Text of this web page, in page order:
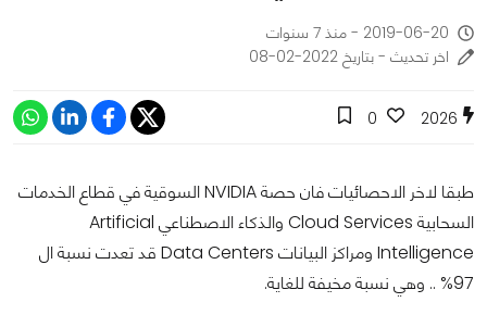
2019-06-20 - منذ 7 سنوات
اخر تحديث - بتاريخ 2022-02-08
2026
0
طبقا لاخر الاحصائيات فان حصة NVIDIA السوقية في قطاع الخدمات
السحابية Cloud Services والذكاء الاصطناعي Artificial
Intelligence ومراكز البيانات Data Centers قد تعدت نسبة ال
97% .. وهي نسبة مخيفة للغاية.